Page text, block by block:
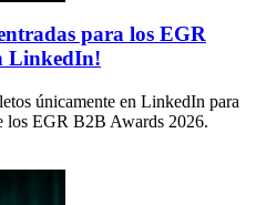
para los EGR
LinkedIn!
únicamente en LinkedIn para
los EGR B2B Awards 2026.